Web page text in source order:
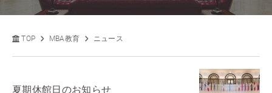
TOP MBA教育 ニュース
夏期休館日のお知らせ